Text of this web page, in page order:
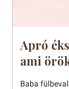
Apró
ami
Baba